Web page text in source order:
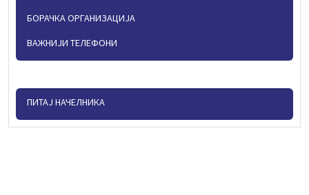
БОРАЧКА ОРГАНИЗАЦИЈА
ВАЖНИЈИ ТЕЛЕФОНИ
ПИТАЈ НАЧЕЛНИКА